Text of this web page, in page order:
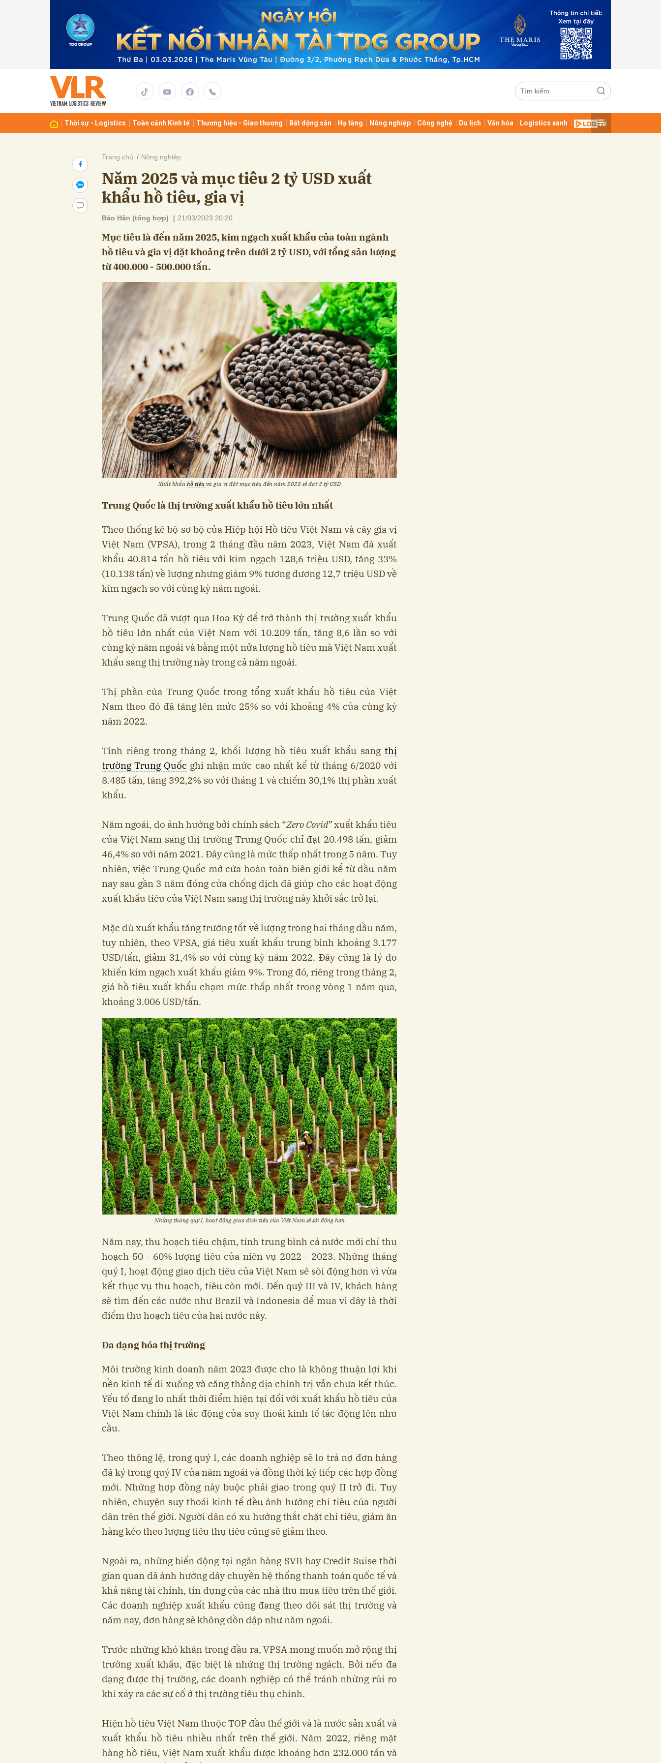
Thời sự - Logistics Toàn cảnh Kinh tế Thương hiệu - Giao thương Bất động sản Hạ tầng Nông nghiệp Công nghệ Du lịch Văn hóa Logistics xanh
Trang chủ Nông nghiệp
Năm 2025 và mục tiêu 2 tỷ USD xuất
khẩu hồ tiêu, gia vị
Bảo Hân (tổng hợp) | 21/03/2023 20:20
Mục tiêu là đến năm 2025, kim ngạch xuất khẩu của toàn ngành
hồ tiêu và gia vị đặt khoảng trên dưới 2 tỷ USD, với tổng sản lượng
từ 400.000 - 500.000 tấn.
Xuất khẩu hồ tiêuvà gia vị đặt mục tiêu đến năm 2025 sẽ đạt 2 tỷ USD
Trung Quốc là thị trường xuất khẩu hồ tiêu lớn nhất
Theo thống kê bộ sơ bộ của Hiệp hội Hồ tiêu Việt Nam và cây gia vị
Việt Nam (VPSA), trong 2 tháng đầu năm 2023, Việt Nam đã xuất
khẩu 40.814 tấn hồ tiêu với kim ngạch 128,6 triệu USD, tăng 33%
(10.138 tấn) về lượng nhưng giảm 9% tương đương 12,7 triệu USD về
kim ngạch so với cùng kỳ năm ngoái.
Trung Quốc đã vượt qua Hoa Kỳ để trở thành thị trường xuất khẩu
hồ tiêu lớn nhất của Việt Nam với 10.209 tấn, tăng 8,6 lần so với
cùng kỳ năm ngoái và bằng một nửa lượng hồ tiêu mà Việt Nam xuất
khẩu sang thị trường này trong cả năm ngoái.
Thị phần của Trung Quốc trong tổng xuất khẩu hồ tiêu của Việt
Nam theo đó đã tăng lên mức 25% so với khoảng 4% của cùng kỳ
năm 2022.
Tính riêng trong tháng 2, khối lượng hồ tiêu xuất khẩu sang thị
trường Trung Quốc ghi nhận mức cao nhất kể từ tháng 6/2020 với
8.485 tấn, tăng 392,2% so với tháng 1 và chiếm 30,1% thị phần xuất
khẩu.
Năm ngoái, do ảnh hưởng bởi chính sách “Zero Covid”xuất khẩu tiêu
của Việt Nam sang thị trường Trung Quốc chỉ đạt 20.498 tấn, giảm
46,4% so với năm 2021. Đây cũng là mức thấp nhất trong 5 năm. Tuy
nhiên, việc Trung Quốc mở cửa hoàn toàn biên giới kể từ đầu năm
nay sau gần 3 năm đóng cửa chống dịch đã giúp cho các hoạt động
xuất khẩu tiêu của Việt Nam sang thị trường này khởi sắc trở lại.
Mặc dù xuất khẩu tăng trưởng tốt về lượng trong hai tháng đầu năm,
tuy nhiên, theo VPSA, giá tiêu xuất khẩu trung bình khoảng 3.177
USD/tấn, giảm 31,4% so với cùng kỳ năm 2022. Đây cũng là lý do
khiến kim ngạch xuất khẩu giảm 9%. Trong đó, riêng trong tháng 2,
giá hồ tiêu xuất khẩu chạm mức thấp nhất trong vòng 1 năm qua,
khoảng 3.006 USD/tấn.
Những tháng quý I, hoạt động giao dịch tiêu của Việt Nam sẽ sôi động hơn
Năm nay, thu hoạch tiêu chậm, tính trung bình cả nước mới chỉ thu
hoạch 50 - 60% lượng tiêu của niên vụ 2022 - 2023. Những tháng
quý I, hoạt động giao dịch tiêu của Việt Nam sẽ sôi động hơn vì vừa
kết thục vụ thu hoạch, tiêu còn mới. Đến quý III và IV, khách hàng
sẽ tìm đến các nước như Brazil và Indonesia để mua vì đây là thời
điểm thu hoạch tiêu của hai nước này.
Đa dạng hóa thị trường
Môi trường kinh doanh năm 2023 được cho là không thuận lợi khi
nền kinh tế đi xuống và căng thẳng địa chính trị vẫn chưa kết thúc.
Yếu tố đang lo nhất thời điểm hiện tại đối với xuất khẩu hồ tiêu của
Việt Nam chính là tác động của suy thoái kinh tế tác động lên nhu
cầu.
Theo thông lệ, trong quý I, các doanh nghiệp sẽ lo trả nợ đơn hàng
đã ký trong quý IV của năm ngoái và đồng thời ký tiếp các hợp đồng
mới. Những hợp đồng này buộc phải giao trong quý II trở đi. Tuy
nhiên, chuyện suy thoái kinh tế đều ảnh hưởng chi tiêu của người
dân trên thế giới. Người dân có xu hướng thắt chặt chi tiêu, giảm ăn
hàng kéo theo lượng tiêu thụ tiêu cũng sẽ giảm theo.
Ngoài ra, những biến động tại ngân hàng SVB hay Credit Suise thời
gian quan đã ảnh hưởng dây chuyền hệ thống thanh toán quốc tế và
khả năng tài chính, tín dụng của các nhà thu mua tiêu trên thế giới.
Các doanh nghiệp xuất khẩu cũng đang theo dõi sát thị trường và
năm nay, đơn hàng sẽ không dồn dập như năm ngoái.
Trước những khó khăn trong đầu ra, VPSA mong muốn mở rộng thị
trường xuất khẩu, đặc biệt là những thị trường ngách. Bởi nếu đa
dạng được thị trường, các doanh nghiệp có thể tránh những rủi ro
khi xảy ra các sự cố ở thị trường tiêu thụ chính.
Hiện hồ tiêu Việt Nam thuộc TOP đầu thế giới và là nước sản xuất và
xuất khẩu hồ tiêu nhiều nhất trên thế giới. Năm 2022, riêng mặt
hàng hồ tiêu, Việt Nam xuất khẩu được khoảng hơn 232.000 tấn và
Gửi bình luận